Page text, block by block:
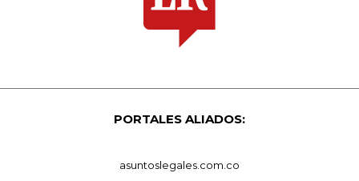
PORTALES ALIADOS:
asuntoslegales.com.co